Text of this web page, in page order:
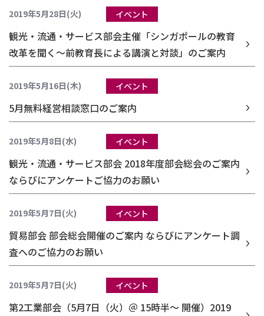
2019年5月28日(火) イベント
観光・流通・サービス部会主催「シンガポールの教育
改革を聞く～前教育長による講演と対談」のご案内
2019年5月16日(木) イベント
5月無料経営相談窓口のご案内
2019年5月8日(水) イベント
観光・流通・サービス部会 2018年度部会総会のご案内
ならびにアンケートご協力のお願い
2019年5月7日(火) イベント
貿易部会 部会総会開催のご案内 ならびにアンケート調
査へのご協力のお願い
2019年5月7日(火) イベント
第2工業部会（5月7日（火）＠ 15時半～ 開催）2019